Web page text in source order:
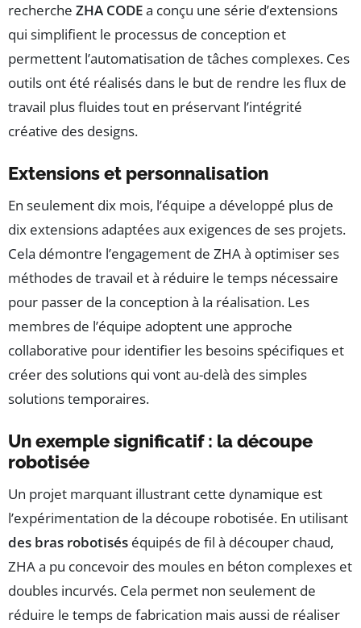
recherche ZHA CODEa conçu une série d’extensions
qui simplifient le processus de conception et
permettent l’automatisation de tâches complexes. Ces
outils ont été réalisés dans le but de rendre les flux de
travail plus fluides tout en préservant l’intégrité
créative des designs.
Extensions et personnalisation
En seulement dix mois, l’équipe a développé plus de
dix extensions adaptées aux exigences de ses projets.
Cela démontre l’engagement de ZHA à optimiser ses
méthodes de travail et à réduire le temps nécessaire
pour passer de la conception à la réalisation. Les
membres de l’équipe adoptent une approche
collaborative pour identifier les besoins spécifiques et
créer des solutions qui vont au-delà des simples
solutions temporaires.
Un exemple significatif : la découpe
robotisée
Un projet marquant illustrant cette dynamique est
l’expérimentation de la découpe robotisée. En utilisant
des bras robotisés équipés de fil à découper chaud,
ZHA a pu concevoir des moules en béton complexes et
doubles incurvés. Cela permet non seulement de
réduire le temps de fabrication mais aussi de réaliser